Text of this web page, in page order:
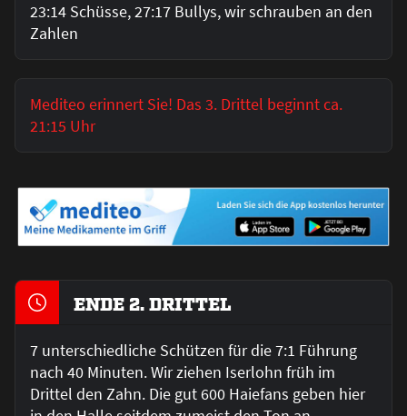
23:14 Schüsse, 27:17 Bullys, wir schrauben an den
Zahlen
Mediteo erinnert Sie! Das 3. Drittel beginnt ca.
21:15 Uhr
ENDE 2. DRITTEL
7 unterschiedliche Schützen für die 7:1 Führung
nach 40 Minuten. Wir ziehen Iserlohn früh im
Drittel den Zahn. Die gut 600 Haiefans geben hier